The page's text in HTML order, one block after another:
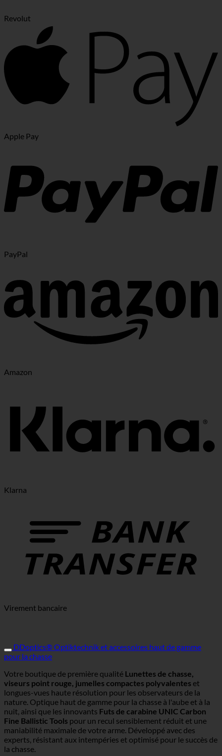
Revolut
Apple Pay
PayPal
Amazon
Klarna
Virement bancaire
DDoptics® Optiktechnik et accessoires haut de gamme
pour la chasse
Votre boutique de première qualité Lunettes de chasse,
viseurs point rouge, jumelles compactes polyvalentes et
longues-vues haute résolution pour les observateurs de la
nature. Optique haut de gamme pour la chasse à l'aube et à la
nuit, ainsi que les innovants Futs de carabine UNIC Carbon
Fine Ballistic Tools pour un recul sensiblement réduit et une
maniabilité maximale de votre arme. Développé avec des
experts, résistant aux intempéries et optimisé pour le succès de
la chasse.